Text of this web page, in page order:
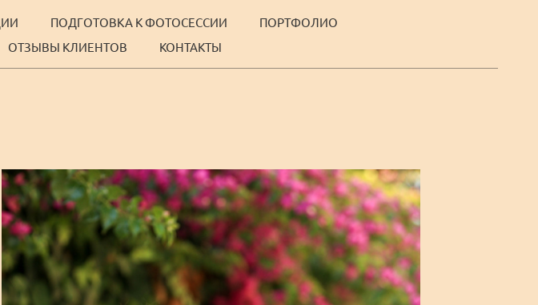
ПОДГОТОВКА К ФОТОСЕССИИ
ПОРТФОЛИО
ОТЗЫВЫ КЛИЕНТОВ КОНТАКТЫ